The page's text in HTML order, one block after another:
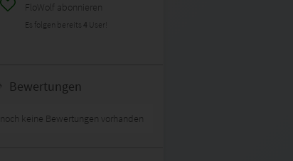
FloWolf abonnieren
Es folgen bereits 4 User!
Bewertungen
noch keine Bewertungen vorhanden